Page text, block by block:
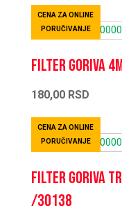
CENA ZA ONLINE
PORUČIVANJE
Filter goriva
180,00 RSD
CENA ZA ONLINE
PORUČIVANJE
Filter goriva
/30138